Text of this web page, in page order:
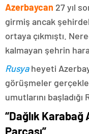
Azerbaycan 27 yıl
girmiş ancak
ortaya çıkmıştı.
kalmayan şehrin
Rusyaheyeti
görüşmeler
umutlarını
“Dağlık Karabağ
Parçası”